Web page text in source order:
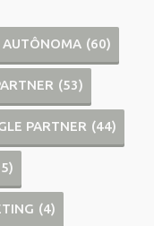
AUTÔNOMA (60)
(53)
PARTNER (44)
(4)